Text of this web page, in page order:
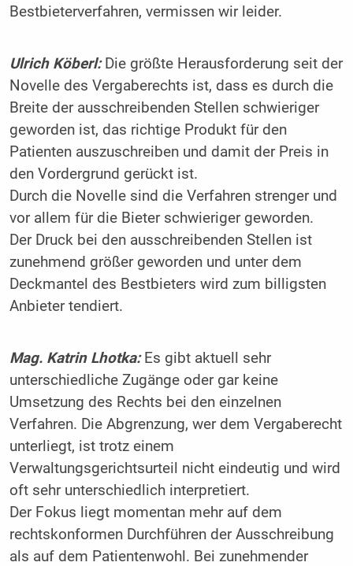
Bestbieterverfahren, vermissen wir leider.
Ulrich Köberl: Die größte Herausforderung seit der
Novelle des Vergaberechts ist, dass es durch die
Breite der ausschreibenden Stellen schwieriger
geworden ist, das richtige Produkt für den
Patienten auszuschreiben und damit der Preis in
den Vordergrund gerückt ist.
Durch die Novelle sind die Verfahren strenger und
vor allem für die Bieter schwieriger geworden.
Der Druck bei den ausschreibenden Stellen ist
zunehmend größer geworden und unter dem
Deckmantel des Bestbieters wird zum billigsten
Anbieter tendiert.
Mag. Katrin Lhotka:Es gibt aktuell sehr
unterschiedliche Zugänge oder gar keine
Umsetzung des Rechts bei den einzelnen
Verfahren. Die Abgrenzung, wer dem Vergaberecht
unterliegt, ist trotz einem
Verwaltungsgerichtsurteil nicht eindeutig und wird
oft sehr unterschiedlich interpretiert.
Der Fokus liegt momentan mehr auf dem
rechtskonformen Durchführen der Ausschreibung
als auf dem Patientenwohl. Bei zunehmender